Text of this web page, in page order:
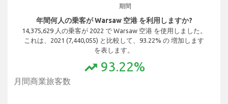
期間
年間何人の乗客が Warsaw 空港 を利用しますか?
14,375,629 人の乗客が 2022 で Warsaw 空港 を使用しました。
これは、2021 (7,440,055) と比較して、93.22% の 増加します
を表します。
trending_up 93.22%
月間商業旅客数